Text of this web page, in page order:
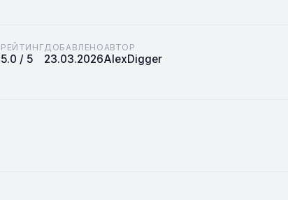
РЕЙТИНГ
5.0 / 5
ДОБАВЛЕНО
23.03.2026
АВТОР
AlexDigger